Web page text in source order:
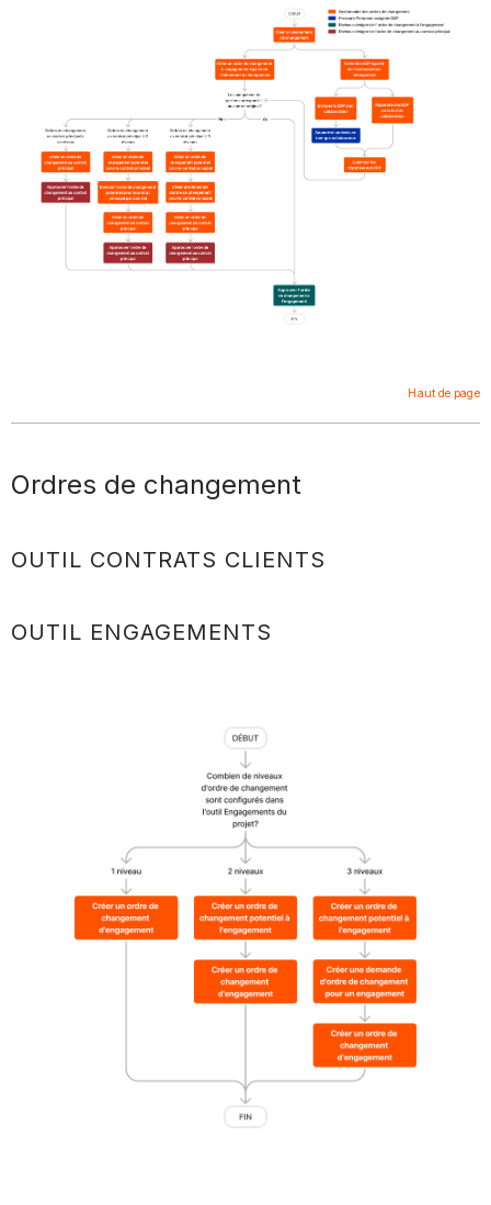
Haut de page
Ordres de changement
OUTIL CONTRATS CLIENTS
OUTIL ENGAGEMENTS